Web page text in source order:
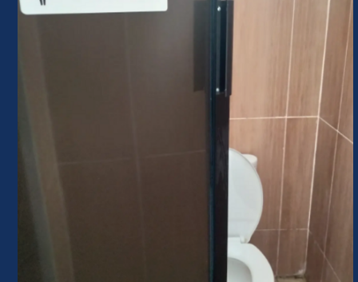
INDIKATOR GENDER
PEMBERDAYAAN PEREMPUAN